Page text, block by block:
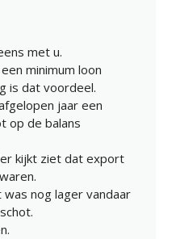
met u.
minimum loon
is dat voordeel.
jaar een
op de balans
kijkt ziet dat export
nog lager vandaar